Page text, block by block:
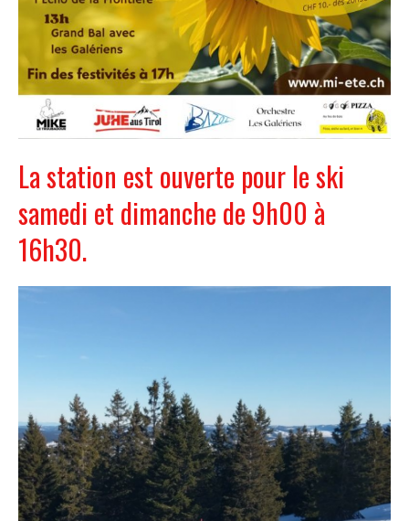
La station est ouverte pour le ski
samedi et dimanche de 9h00 à
16h30.